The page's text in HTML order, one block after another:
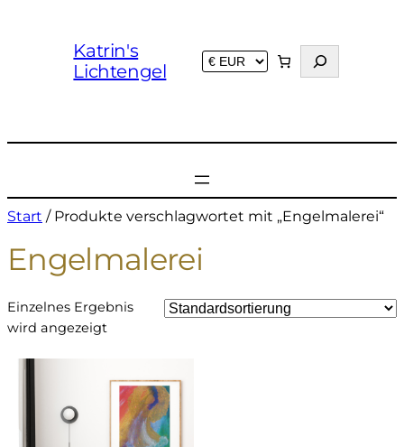
Katrin's
Lichtengel
u
Start / Produkte verschlagwortet mit „Engelmalerei“
Engelmalerei
Einzelnes Ergebnis
wird angezeigt